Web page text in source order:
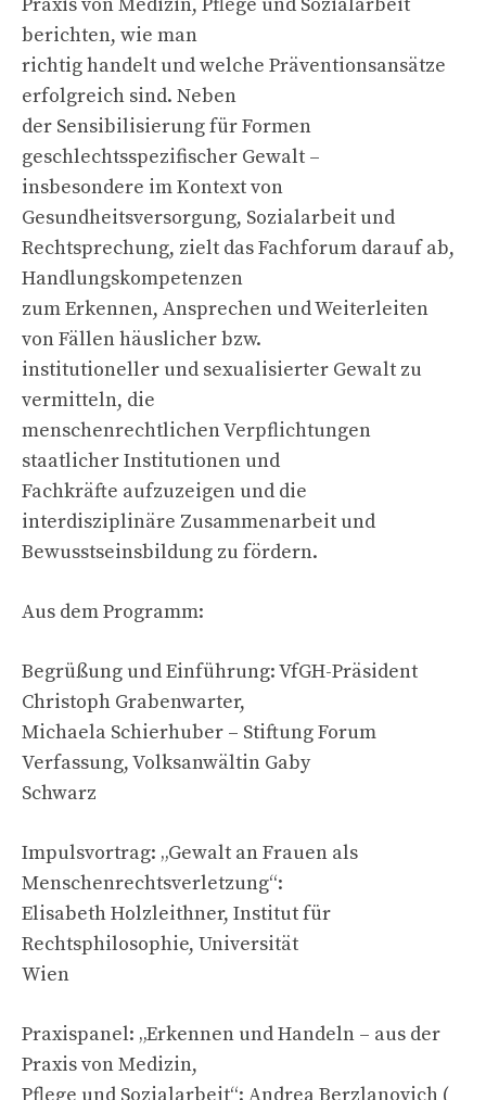
berichten, wie man
richtig handelt und welche Präventionsansätze
erfolgreich sind. Neben
der Sensibilisierung für Formen
geschlechtsspezifischer Gewalt –
insbesondere im Kontext von
Gesundheitsversorgung, Sozialarbeit und
Rechtsprechung, zielt das Fachforum darauf ab,
Handlungskompetenzen
zum Erkennen, Ansprechen und Weiterleiten
von Fällen häuslicher bzw.
institutioneller und sexualisierter Gewalt zu
vermitteln, die
menschenrechtlichen Verpflichtungen
staatlicher Institutionen und
Fachkräfte aufzuzeigen und die
interdisziplinäre Zusammenarbeit und
Bewusstseinsbildung zu fördern.
Aus dem Programm:
Begrüßung und Einführung: VfGH-Präsident
Christoph Grabenwarter,
Michaela Schierhuber – Stiftung Forum
Verfassung, Volksanwältin Gaby
Schwarz
Impulsvortrag: „Gewalt an Frauen als
Menschenrechtsverletzung“:
Elisabeth Holzleithner, Institut für
Rechtsphilosophie, Universität
Wien
Praxispanel: „Erkennen und Handeln – aus der
Praxis von Medizin,
Pflege und Sozialarbeit“: Andrea Berzlanovich (